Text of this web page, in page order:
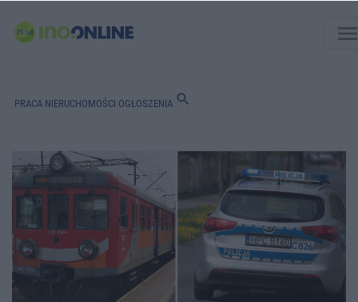
PRACA NIERUCHOMOŚCI OGŁOSZENIA search